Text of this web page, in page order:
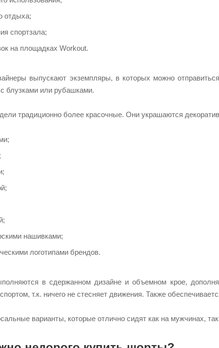
отдыха;
спортзала;
на площадках Workout.
выпускают экземпляры, в которых можно
блузками или рубашками.
традиционно более красочные. Они украшаются
нашивками;
логотипами брендов.
в сдержанном дизайне и объемном крое,
т.к. ничего не стесняет движения. Также
варианты, которые отлично сидят как на мужчинах,